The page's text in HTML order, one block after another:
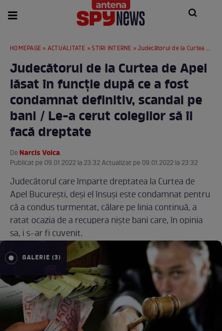
HOMEPAGE » ACTUALITATE »STIRI INTERNE » Judecătorul de la Curtea de Apel lăsat în funcție după ce a fost condamnat definitiv, scandal pe bani / Le-a cerut colegilor să îi facă dreptate
Judecătorul de la Curtea de Apel
lăsat în funcție după ce a fost
condamnat definitiv, scandal pe
bani / Le-a cerut colegilor să îi
facă dreptate
DeNarcis Voica.
Publicat pe 09.01.2022 la 23:32 Actualizat pe 09.01.2022 la 23:32
Judecătorul care împarte dreptatea la Curtea de
Apel București, deși el însuși este condamnat pentru
că a condus turmentat, călare pe linia continuă, a
ratat ocazia de a recupera niște bani care, în opinia
sa, i s-ar fi cuvenit.
GALERIE (3)